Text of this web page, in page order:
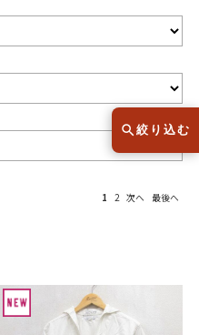
→
ご注文で当日出荷！
ズ
1 2 次へ 最後へ
絞り込む